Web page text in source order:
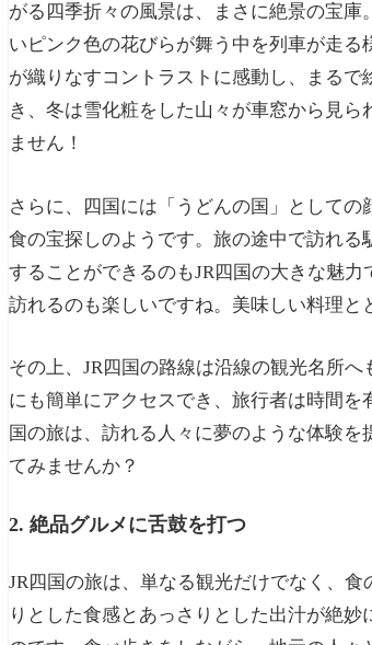
がる四季折々の風景は、まさに絶景の宝
いピンク色の花びらが舞う中を列車が走
が織りなすコントラストに感動し、まる
き、冬は雪化粧をした山々が車窓から見
ません！
さらに、四国には「うどんの国」として
食の宝探しのようです。旅の途中で訪れ
することができるのもJR四国の大きな魅
訪れるのも楽しいですね。美味しい料理と
その上、JR四国の路線は沿線の観光名所
にも簡単にアクセスでき、旅行者は時間
国の旅は、訪れる人々に夢のような体験
てみませんか？
2. 絶品グルメに舌鼓を打つ
JR四国の旅は、単なる観光だけでなく、
りとした食感とあっさりとした出汁が絶